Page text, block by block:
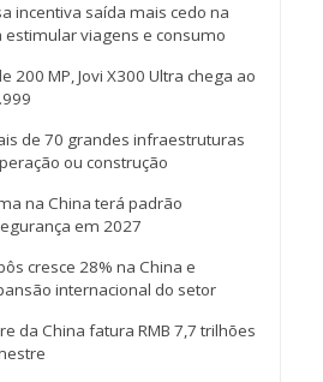
incentiva saída mais cedo na
estimular viagens e consumo
200 MP, Jovi X300 Ultra chega ao
de 70 grandes infraestruturas
ou construção
na China terá padrão
em 2027
cresce 28% na China e
internacional do setor
da China fatura RMB 7,7 trilhões